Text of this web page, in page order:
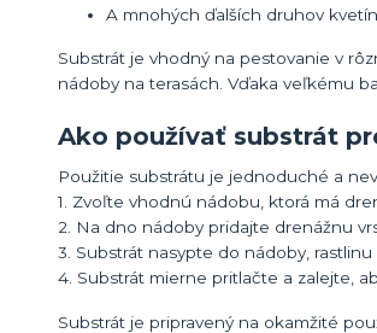
A mnohých ďalších druhov
Substrát je vhodný na pestovanie v
nádoby na terasách. Vďaka veľkému
Ako používať substrát
Použitie substrátu je jednoduché a
1. Zvoľte vhodnú nádobu, ktorá má
2. Na dno nádoby pridajte drenážnu
3. Substrát nasypte do nádoby,
4. Substrát mierne pritlačte a zalejte,
Substrát je pripravený na okamžité